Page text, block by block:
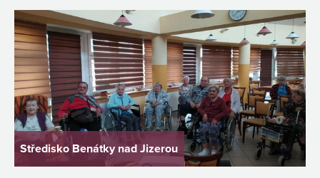
Středisko Benátky nad Jizerou